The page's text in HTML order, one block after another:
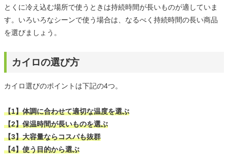
とくに冷え込む場所で使うときは持続時間が長いものが適していま
す。いろいろなシーンで使う場合は、なるべく持続時間の長い商品
を選びましょう。
カイロの選び方
カイロ選びのポイントは下記の4つ。
【1】体調に合わせて適切な温度を選ぶ
【2】保温時間が長いものを選ぶ
【3】大容量ならコスパも抜群
【4】使う目的から選ぶ